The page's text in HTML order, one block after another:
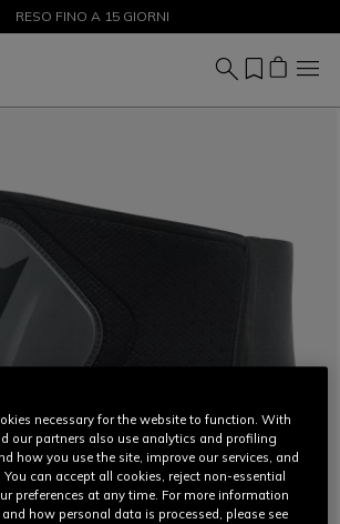
FINO AL 50% - ACQUISTA ORA
RESO FINO A 15 GIORNI
necessary for the website to function. With
our partners also use analytics and profiling
how you use the site, improve our services, and
can accept all cookies, reject non-essential
preferences at any time. For more information
how personal data is processed, please see